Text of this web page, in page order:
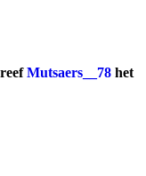
Mutsaers__78 het